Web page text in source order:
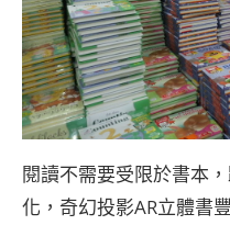
閱讀不需要受限於書本
化，奇幻投影AR立體書